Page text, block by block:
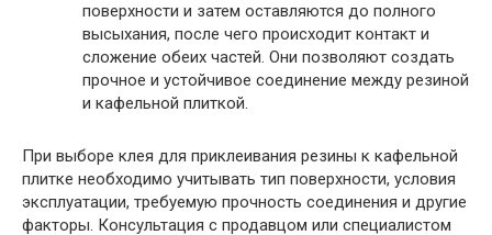
поверхности и затем оставляются до полного
высыхания, после чего происходит контакт и
сложение обеих частей. Они позволяют создать
прочное и устойчивое соединение между резиной
и кафельной плиткой.
При выборе клея для приклеивания резины к кафельной
плитке необходимо учитывать тип поверхности, условия
эксплуатации, требуемую прочность соединения и другие
факторы. Консультация с продавцом или специалистом